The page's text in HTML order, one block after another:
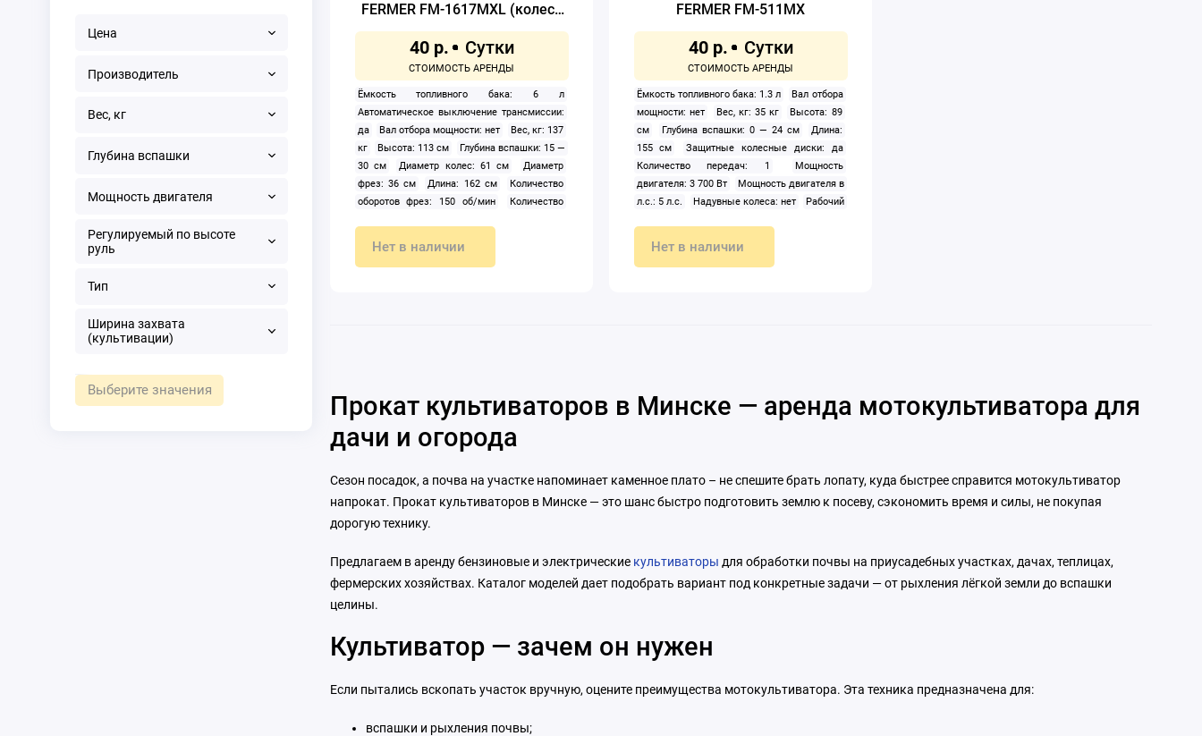
Цена
Производитель
Вес, кг
Глубина вспашки
Мощность двигателя
Регулируемый по высоте
руль
Тип
Ширина захвата
(культивации)
Выберите значения
FERMER FM-1617MXL (колеса
6.50-12)
40 р.
Ёмкость топливного бака: 6 л
Автоматическое выключение трансмиссии:
да
Вал отбора мощности: нет
Вес, кг: 137
кг
Высота: 113 см
Глубина вспашки: 15 —
30 см
Диаметр колес: 61 см
Диаметр
фрез: 36 см
Длина: 162 см
Количество
оборотов фрез: 150 об/мин
Количество
захвата (культивации): 85 — 105 см
Нет в наличии
FERMER FM-511MX
40 р.
Ёмкость топливного бака: 1.3 л
Вал отбора
мощности: нет
Вес, кг: 35 кг
Высота: 89
см
Глубина вспашки: 0 — 24 см
Длина:
155 см
Защитные колесные диски: да
Количество передач: 1
Мощность
двигателя: 3 700 Вт
Мощность двигателя в
л.с.: 5 л.с.
Надувные колеса: нет
Рабочий
Нет в наличии
Прокат культиваторов в Минске — аренда мотокультиватора для
дачи и огорода
Сезон посадок, а почва на участке напоминает каменное плато – не спешите брать лопату, куда быстрее справится мотокультиватор
напрокат. Прокат культиваторов в Минске — это шанс быстро подготовить землю к посеву, сэкономить время и силы, не покупая
дорогую технику.
Предлагаем в аренду бензиновые и электрические культиваторы для обработки почвы на приусадебных участках, дачах, теплицах,
фермерских хозяйствах. Каталог моделей дает подобрать вариант под конкретные задачи — от рыхления лёгкой земли до вспашки
целины.
Культиватор — зачем он нужен
Если пытались вскопать участок вручную, оцените преимущества мотокультиватора. Эта техника предназначена для:
вспашки и рыхления почвы;